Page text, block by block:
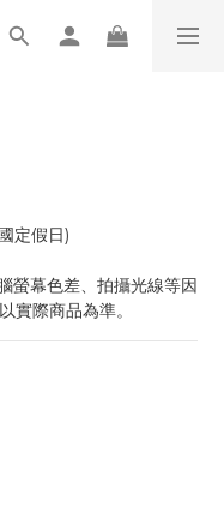
定假日)
螢幕色差、拍攝光線等因
實際商品為準。